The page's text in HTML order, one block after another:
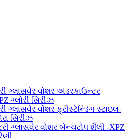
ગ્લાસવેર વોશર અંડરકાઉન્ટર
ગ્લોરી સિરીઝ
ગ્લાસવેર વોશર ફ્રીસ્ટેન્ડિંગ સ્ટાઇલ-
સિરીઝ
ગ્લાસવેર વોશર બેન્ચટોપ શૈલી -XPZ